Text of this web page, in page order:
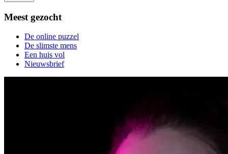
Meest gezocht
De online puzzel
De slimste mens
Een huis vol
Nieuwsbrief